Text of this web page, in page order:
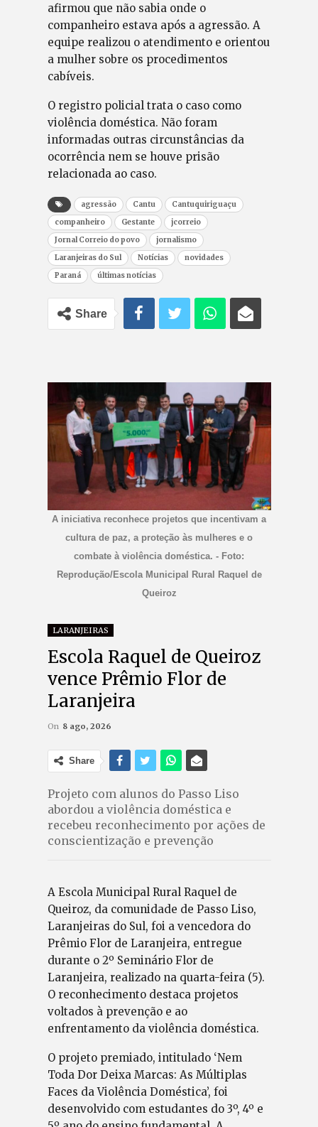
afirmou que não sabia onde o
companheiro estava após a agressão. A
equipe realizou o atendimento e orientou
a mulher sobre os procedimentos
cabíveis.
O registro policial trata o caso como
violência doméstica. Não foram
informadas outras circunstâncias da
ocorrência nem se houve prisão
relacionada ao caso.
agressão Cantu
Cantuquiriguaçu
companheiro
Gestante
jcorreio
Jornal Correio do povo
jornalismo
Laranjeiras do Sul
Notícias
novidades
Paraná
últimas notícias
Share
A iniciativa reconhece projetos que incentivam a
cultura de paz, a proteção às mulheres e o
combate à violência doméstica. - Foto:
Reprodução/Escola Municipal Rural Raquel de
Queiroz
LARANJEIRAS
Escola Raquel de Queiroz
vence Prêmio Flor de
Laranjeira
On 8 ago, 2026
Share
Projeto com alunos do Passo Liso
abordou a violência doméstica e
recebeu reconhecimento por ações de
conscientização e prevenção
A Escola Municipal Rural Raquel de
Queiroz, da comunidade de Passo Liso,
Laranjeiras do Sul, foi a vencedora do
Prêmio Flor de Laranjeira, entregue
durante o 2º Seminário Flor de
Laranjeira, realizado na quarta-feira (5).
O reconhecimento destaca projetos
voltados à prevenção e ao
enfrentamento da violência doméstica.
O projeto premiado, intitulado ‘Nem
Toda Dor Deixa Marcas: As Múltiplas
Faces da Violência Doméstica’, foi
desenvolvido com estudantes do 3º, 4º e